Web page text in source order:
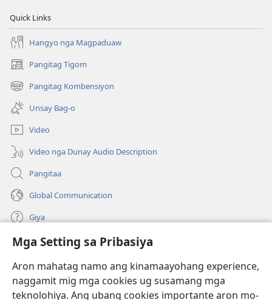
Mga Setting sa Pribasiya
Aron mahatag namo ang kinamaayohang experience,
naggamit mig mga cookies ug susamang mga
teknolohiya. Ang ubang cookies importante aron mo-
Quick Links
Hangyo nga Magpaduaw
Pangitag Tigom
(mo-
open
ug
bag-
ong
window)
Pangitag Kombensiyon
(mo-
open
ug
bag-
ong
window)
Unsay Bag-o
Video
Video nga Dunay Audio Description
Pangitaa
Global Communication
Giya
Donasyon
(mo-
open
bag-
Watchtower ONLINE NGA LIBRARYA
(mo-